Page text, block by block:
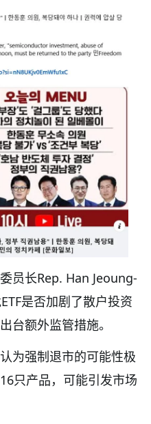
员长Rep. Han Jeoung-
是否加剧了散户投资
台额外监管措施。
为强制退市的可能性极
只产品，可能引发市场